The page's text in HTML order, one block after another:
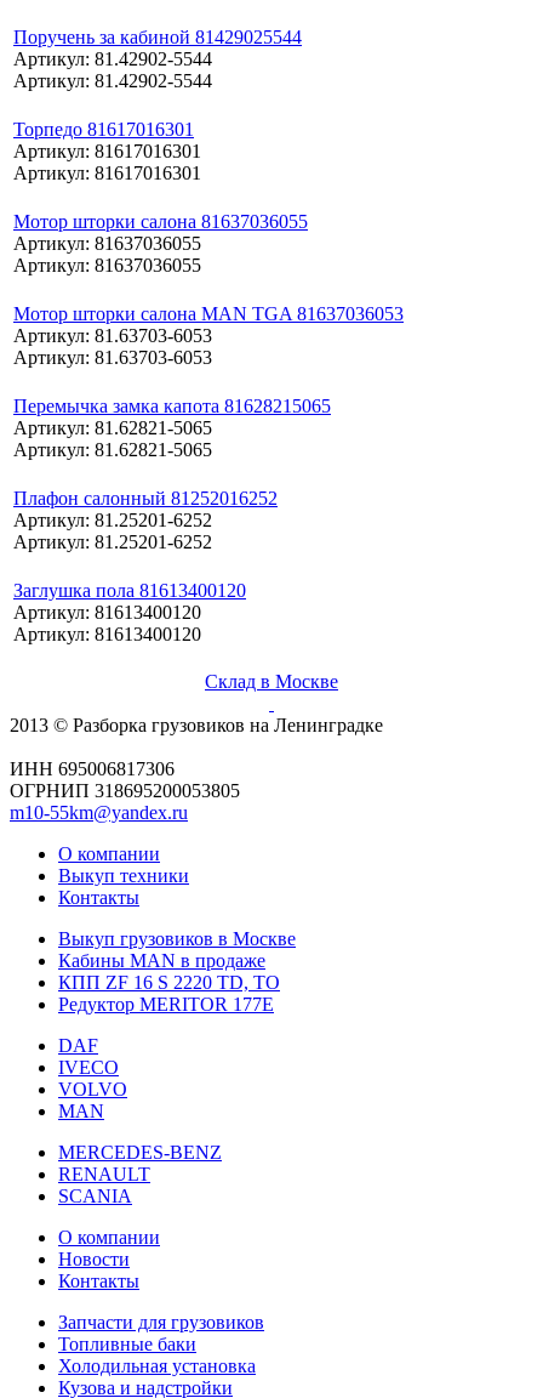
Поручень за кабиной 81429025544
Артикул: 81.42902-5544
Артикул: 81.42902-5544
Торпедо 81617016301
Артикул: 81617016301
Артикул: 81617016301
Мотор шторки салона 81637036055
Артикул: 81637036055
Артикул: 81637036055
Мотор шторки салона MAN TGA 81637036053
Артикул: 81.63703-6053
Артикул: 81.63703-6053
Перемычка замка капота 81628215065
Артикул: 81.62821-5065
Артикул: 81.62821-5065
Плафон салонный 81252016252
Артикул: 81.25201-6252
Артикул: 81.25201-6252
Заглушка пола 81613400120
Артикул: 81613400120
Артикул: 81613400120
Склад в Москве
2013 © Разборка грузовиков на Ленинградке
ИНН 695006817306
ОГРНИП 318695200053805
m10-55km@yandex.ru
О компании
Выкуп техники
Контакты
Выкуп грузовиков в Москве
Кабины MAN в продаже
КПП ZF 16 S 2220 TD, TO
Редуктор MERITOR 177Е
DAF
IVECO
VOLVO
MAN
MERCEDES-BENZ
RENAULT
SCANIA
О компании
Новости
Контакты
Запчасти для грузовиков
Топливные баки
Холодильная установка
Кузова и надстройки